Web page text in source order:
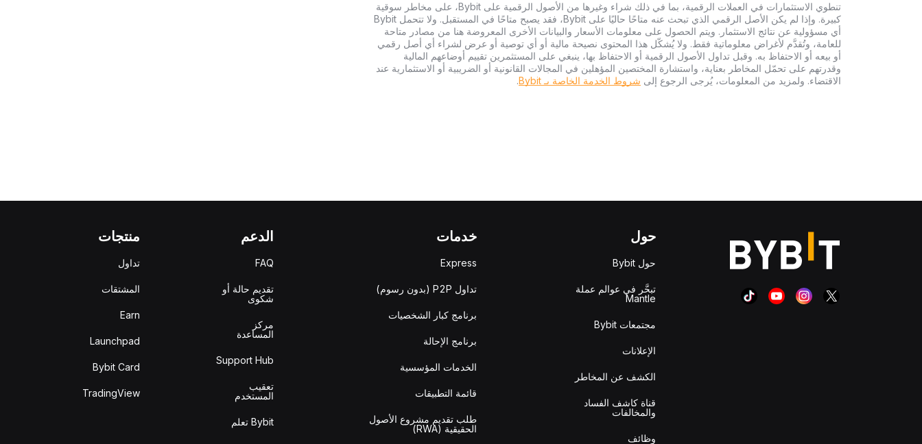
تنطوي الاستثمارات في العملات الرقمية، بما في ذلك شراء وغيرها من الأصول الرقمية على Bybit، على مخاطر سوقية
كبيرة. وإذا لم يكن الأصل الرقمي الذي تبحث عنه متاحًا حاليًا على Bybit، فقد يصبح متاحًا في المستقبل. ولا تتحمل Bybit
أي مسؤولية عن نتائج الاستثمار. ويتم الحصول على معلومات الأسعار والبيانات الأخرى المعروضة هنا من مصادر متاحة
للعامة، وتُقدَّم لأغراض معلوماتية فقط. ولا يُشكّل هذا المحتوى نصيحة مالية أو أي توصية أو عرض لشراء أي أصل رقمي
أو بيعه أو الاحتفاظ به. وقبل تداول الأصول الرقمية أو الاحتفاظ بها، ينبغي على المستثمرين تقييم أوضاعهم المالية
وقدرتهم على تحمّل المخاطر بعناية، واستشارة المختصين المؤهلين في المجالات القانونية أو الضريبية أو الاستثمارية عند
الاقتضاء. ولمزيد من المعلومات، يُرجى الرجوع إلى شروط الخدمة الخاصة بـ Bybit .
حول
حول Bybit
تبحَّر في عوالم عملة
Mantle
مجتمعات Bybit
الإعلانات
الكشف عن المخاطر
قناة كاشف الفساد
والمخالفات
وظائف
خدمات
Express
تداول P2P (بدون رسوم)
برنامج كبار الشخصيات
برنامج الإحالة
الخدمات المؤسسية
قائمة التطبيقات
طلب تقديم مشروع الأصول
الحقيقية (RWA)
الدعم
FAQ
تقديم حالة أو
شكوى
مركز
المساعدة
Support Hub
تعقيب
المستخدم
Bybit تعلم
منتجات
تداول
المشتقات
Earn
Launchpad
Bybit Card
TradingView